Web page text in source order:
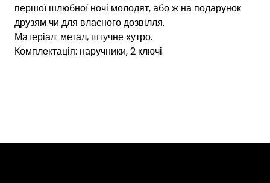
першої шлюбної ночі молодят, або ж на подарунок
друзям чи для власного дозвілля.
Матеріал: метал, штучне хутро.
Комплектація: наручники, 2 ключі.